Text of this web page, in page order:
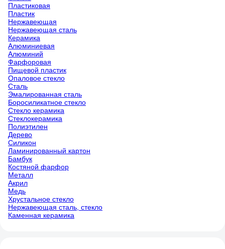
Пластиковая
Пластик
Нержавеющая
Нержавеющая сталь
Керамика
Алюминиевая
Алюминий
Фарфоровая
Пищевой пластик
Опаловое стекло
Сталь
Эмалированная сталь
Боросиликатное стекло
Стекло керамика
Стеклокерамика
Полиэтилен
Дерево
Силикон
Ламинированный картон
Бамбук
Костяной фарфор
Металл
Акрил
Медь
Хрустальное стекло
Нержавеющая сталь, стекло
Каменная керамика